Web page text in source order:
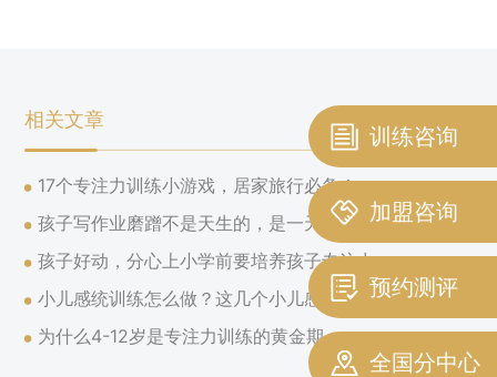
相关文章
17个专注力训练小游戏，居家旅行必备！
孩子写作业磨蹭不是天生的，是一天天被你训练和强化
孩子好动，分心上小学前要培养孩子专注力
小儿感统训练怎么做？这几个小儿感统训练核心家长记好
为什么4-12岁是专注力训练的黄金期
训练咨询
加盟咨询
预约测评
全国分中心